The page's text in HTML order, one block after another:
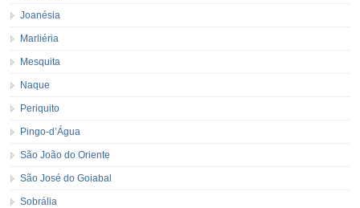
Joanésia
Marliéria
Mesquita
Naque
Periquito
Pingo-d’Água
São João do Oriente
São José do Goiabal
Sobrália